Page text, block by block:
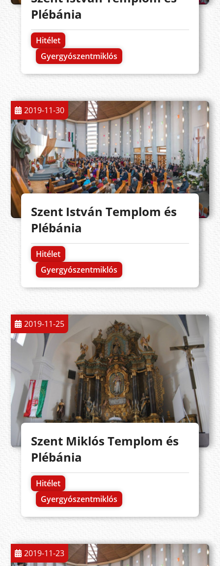
Plébánia
Hitélet
Gyergyószentmiklós
2019-11-30
Szent István Templom és
Plébánia
Hitélet
Gyergyószentmiklós
2019-11-25
Szent Miklós Templom és
Plébánia
Hitélet
Gyergyószentmiklós
2019-11-23